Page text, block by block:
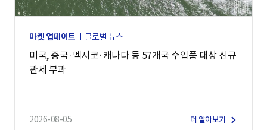
마켓 업데이트 글로벌 뉴스
미국, 중국·멕시코·캐나다 등 57개국 수입품 대상 신규
관세 부과
2026-08-05 더 알아보기